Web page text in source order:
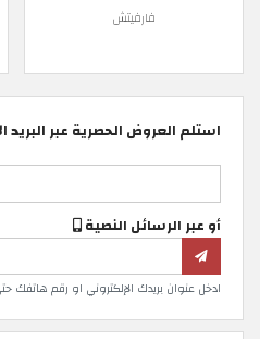
فارفيتش
استلم العروض الحصرية عبر البريد
أو عبر الرسائل النصية
ادخل عنوان بريدك الإلكتروني او رقم